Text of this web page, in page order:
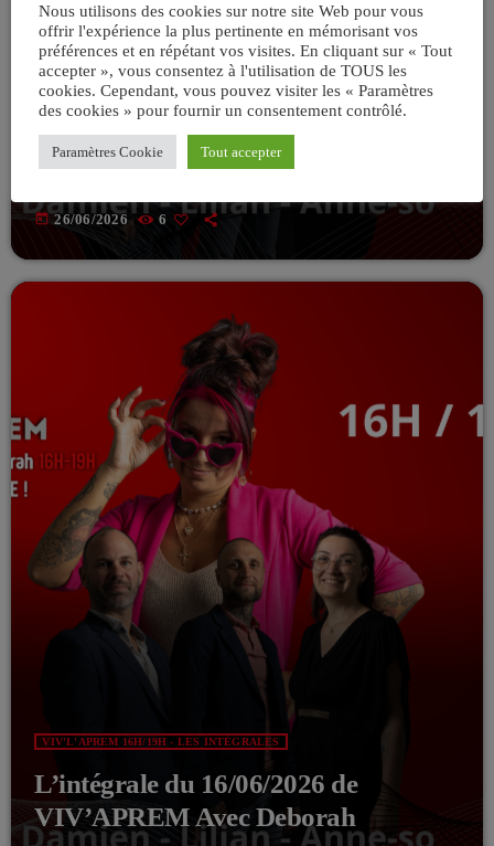
VIV'L'APREM 16H/19H - LES INTÉGRALES
L’intégrale du 17/06/2026 de
VIV’APREM Avec Deborah
today 26/06/2026 6
VIV'L'APREM 16H/19H - LES INTÉGRALES
L’intégrale du 16/06/2026 de
VIV’APREM Avec Deborah
Nous utilisons des cookies sur notre site Web pour vous
offrir l'expérience la plus pertinente en mémorisant vos
préférences et en répétant vos visites. En cliquant sur « Tout
accepter », vous consentez à l'utilisation de TOUS les
cookies. Cependant, vous pouvez visiter les « Paramètres
des cookies » pour fournir un consentement contrôlé.
Paramètres Cookie Tout accepter